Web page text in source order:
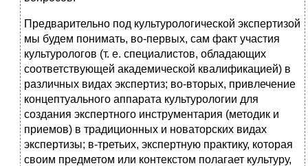
Предварительно под культурологической экспертизой
мы будем понимать, во‑первых, сам факт участия
культурологов (т. е. специалистов, обладающих
соответствующей академической квалификацией) в
различных видах экспертиз; во‑вторых, привлечение
концептуального аппарата культурологии для
создания экспертного инструментария (методик и
приемов) в традиционных и новаторских видах
экспертизы; в‑третьих, экспертную практику, которая
своим предметом или контекстом полагает культуру,